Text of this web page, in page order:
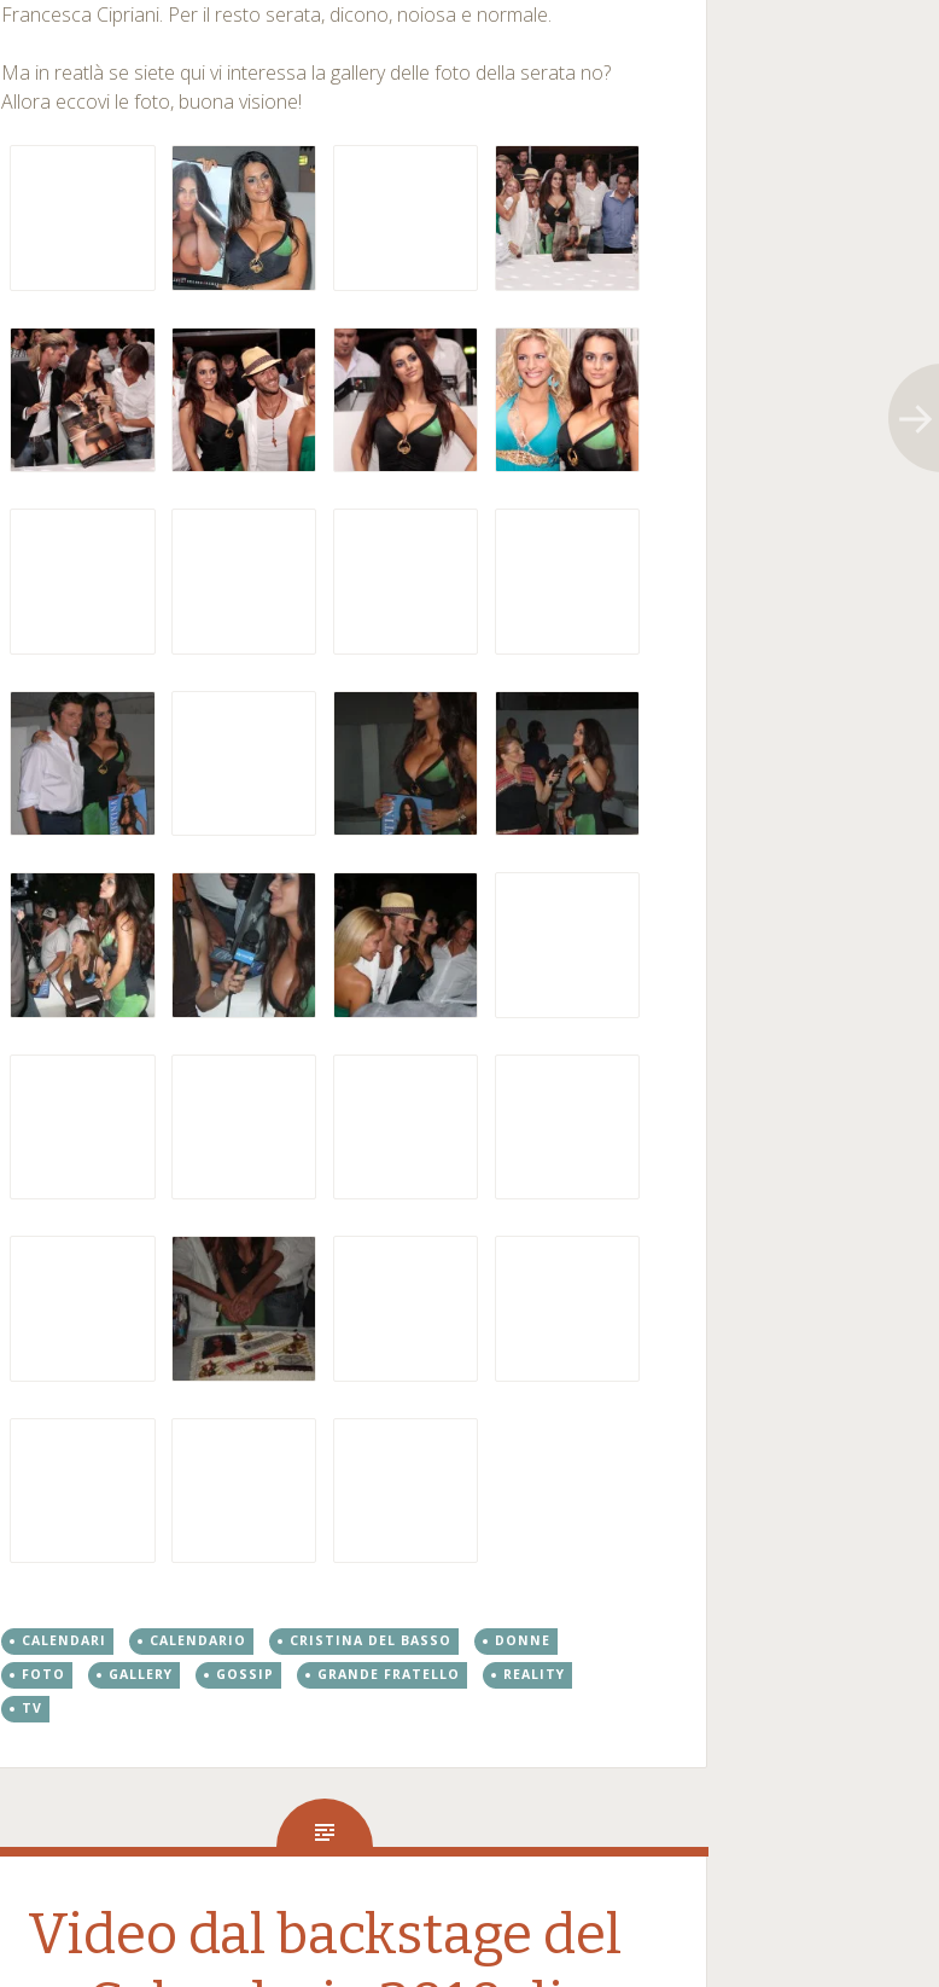
Francesca Cipriani. Per il resto serata, dicono, noiosa e normale.
Ma in reatlà se siete qui vi interessa la gallery delle foto della serata no?
Allora eccovi le foto, buona visione!
CALENDARI CALENDARIO CRISTINA DEL BASSO
DONNE
FOTO
GALLERY GOSSIP GRANDE FRATELLO
REALITY
TV
Video dal backstage del